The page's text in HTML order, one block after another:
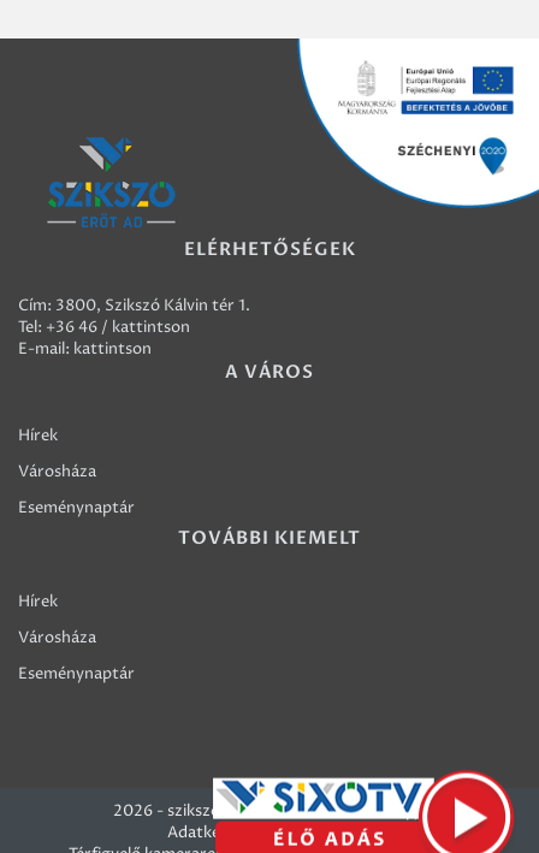
ELÉRHETŐSÉGEK
Cím: 3800, Szikszó Kálvin tér 1.
Tel: +36 46 / kattintson
E-mail: kattintson
A VÁROS
Hírek
Városháza
Eseménynaptár
TOVÁBBI KIEMELT
Hírek
Városháza
Eseménynaptár
2026 - szikszo.hu - Szikszó Város honlapja
Adatkezelési szabályzatok